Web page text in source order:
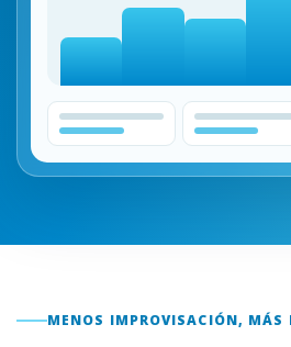
MENOS IMPROVISACIÓN, MÁS